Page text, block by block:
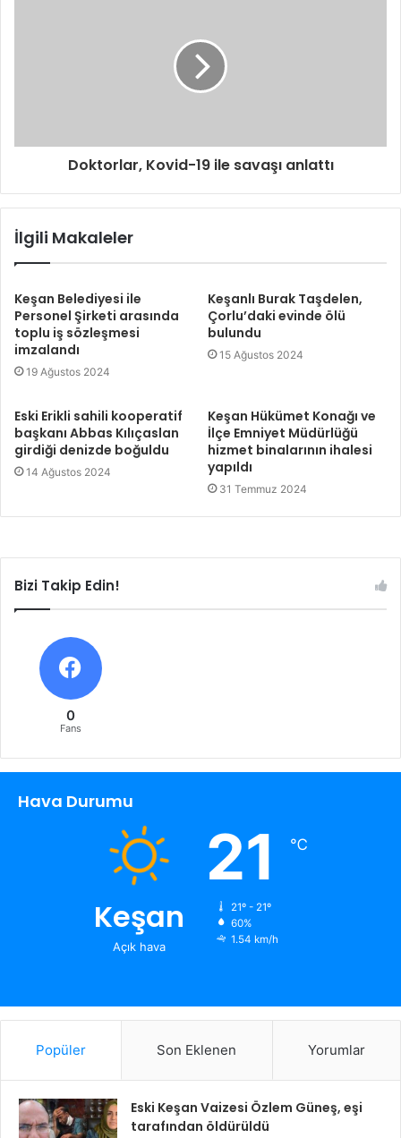
Doktorlar, Kovid-19 ile savaşı anlattı
İlgili Makaleler
Keşan Belediyesi ile
Personel Şirketi arasında
toplu iş sözleşmesi
imzalandı
19 Ağustos 2024
Keşanlı Burak Taşdelen,
Çorlu’daki evinde ölü
bulundu
15 Ağustos 2024
Eski Erikli sahili kooperatif
başkanı Abbas Kılıçaslan
girdiği denizde boğuldu
14 Ağustos 2024
Keşan Hükümet Konağı ve
İlçe Emniyet Müdürlüğü
hizmet binalarının ihalesi
yapıldı
31 Temmuz 2024
Bizi Takip Edin!
0
Fans
Hava Durumu
Keşan
Açık hava
21 ℃
21º - 21º
60%
1.54 km/h
Popüler Son Eklenen Yorumlar
Eski Keşan Vaizesi Özlem Güneş, eşi
tarafından öldürüldü